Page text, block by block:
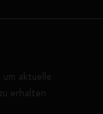
aktuelle
erhalten